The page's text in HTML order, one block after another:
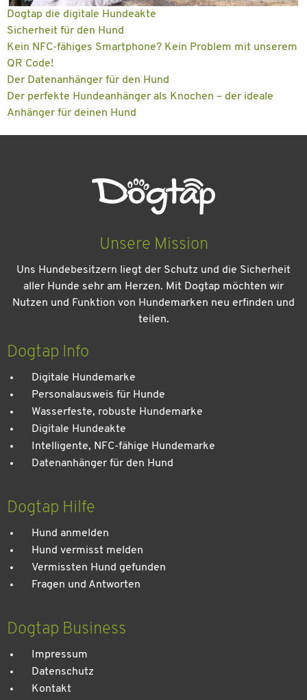
Dogtap die digitale Hundeakte
Sicherheit für den Hund
Kein NFC-fähiges Smartphone? Kein Problem mit unserem
QR Code!
Der Datenanhänger für den Hund
Der perfekte Hundeanhänger als Knochen – der ideale
Anhänger für deinen Hund
Unsere Mission
Uns Hundebesitzern liegt der Schutz und die Sicherheit
aller Hunde sehr am Herzen. Mit Dogtap möchten wir
Nutzen und Funktion von Hundemarken neu erfinden und
teilen.
Dogtap Info
Digitale Hundemarke
Personalausweis für Hunde
Wasserfeste, robuste Hundemarke
Digitale Hundeakte
Intelligente, NFC-fähige Hundemarke
Datenanhänger für den Hund
Dogtap Hilfe
Hund anmelden
Hund vermisst melden
Vermissten Hund gefunden
Fragen und Antworten
Dogtap Business
Impressum
Datenschutz
Kontakt